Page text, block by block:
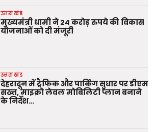
उत्तराखंड
मुख्यमंत्री धामी ने 24 करोड़ रुपये की विकास
योजनाओं को दी मंजूरी
उत्तराखंड
देहरादून में ट्रैफिक और पार्किंग सुधार पर डीएम
सख्त, माइक्रो लेवल मोबिलिटी प्लान बनाने
के निर्देश…